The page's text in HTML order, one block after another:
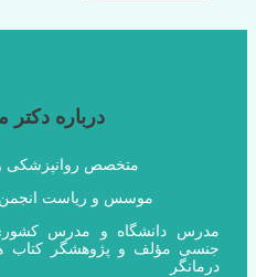
درباره
متخصص روانپزشکی
موسس و ریاست
مدرس دانشگاه و مدرس
جنسی مؤلف و پژوهشگر کتاب
درمانگر